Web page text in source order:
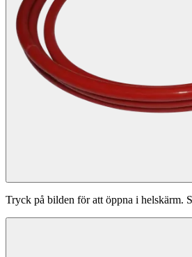
Tryck på bilden för att öppna i helskärm.